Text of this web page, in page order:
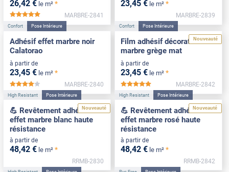
26,42 € le m² *
*****
MARBRE-2841
23,45 € le m² *
MARBRE-2839
Confort Pose Intérieure
Adhésif effet marbre noir
Calatorao
à partir de
23,45 € le m² *
*****
MARBRE-2840
Nouveauté
Confort Pose Intérieure
Film adhésif décoratif effet
marbre grège mat
à partir de
23,45 € le m² *
MARBRE-2842
Nouveauté
High Resistant Pose Intérieure
💪 Revêtement adhésif
effet marbre blanc haute
résistance
à partir de
48,42 € le m² *
RRMB-2830
Nouveauté
High Resistant Pose Intérieure
💪 Revêtement adhésif
effet marbre rosé haute
résistance
à partir de
48,42 € le m² *
RRMB-2842